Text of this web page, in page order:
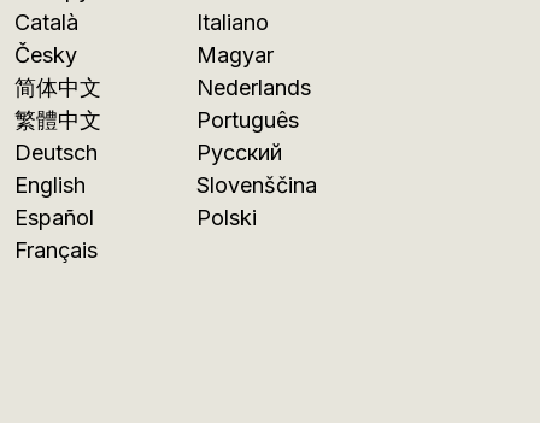
Català
Česky
简体中文
繁體中文
Deutsch
English
Español
Français
Italiano
Magyar
Nederlands
Português
Русский
Slovenščina
Polski